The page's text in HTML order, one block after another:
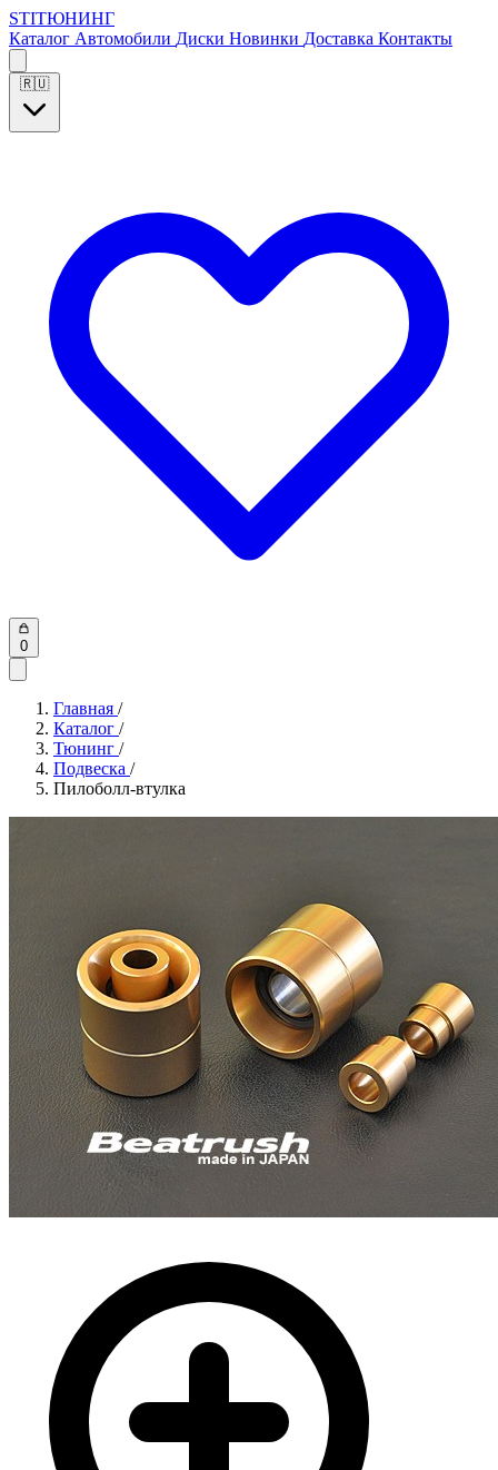
STIТЮНИНГ
Каталог Автомобили Диски Новинки Доставка Контакты
🇷🇺
0
Главная /
Каталог /
Тюнинг /
Подвеска /
Пилоболл-втулка